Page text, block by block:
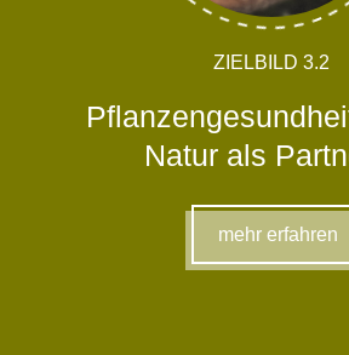
ZIELBILD 3.2
Natur als
mehr erfahren